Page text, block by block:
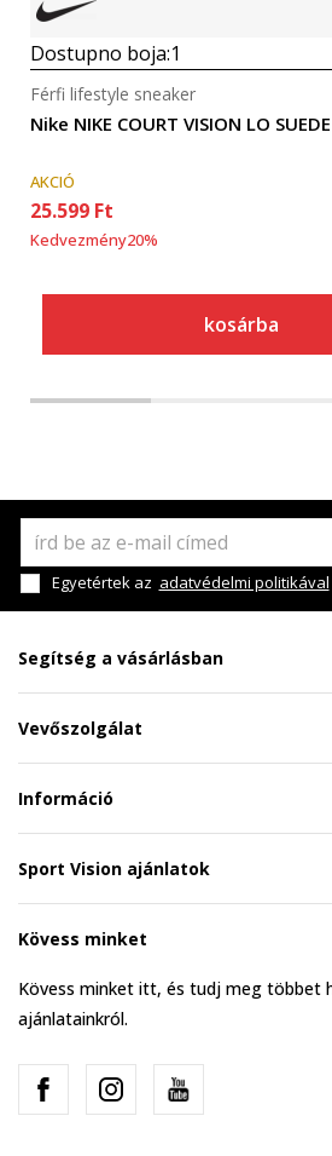
Dostupno boja:1
Nike NIKE COURT VISION LO SUEDE
Férfi lifestyle sneaker
AKCIÓ
25.599 Ft
Kedvezmény20%
kosárba
Egyetértek az adatvédelmi politikával
Segítség a vásárlásban
Vevőszolgálat
Információ
Sport Vision ajánlatok
Kövess minket
Kövess minket itt, és tudj meg többet
ajánlatainkról.